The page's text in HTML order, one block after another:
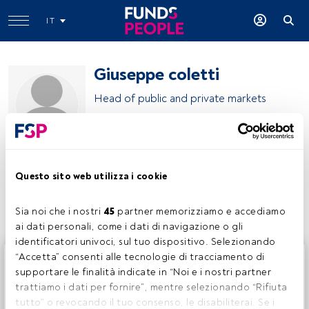
Questo sito web utilizza i cookie
Sia noi che i nostri 45 partner memorizziamo e accediamo
ai dati personali, come i dati di navigazione o gli
identificatori univoci, sul tuo dispositivo. Selezionando
“Accetta” consenti alle tecnologie di tracciamento di
supportare le finalità indicate in “Noi e i nostri partner
trattiamo i dati per fornire”, mentre selezionando “Rifiuta
tutto” o revocando il tuo consenso, le disabiliterai. Se i
IT
Giuseppe coletti
Head of public and private markets
Condividi:
Questo è un articolo riservato agli utenti FundsPeople. Se
sei già registrato, accedi tramite il pulsante Login. Se non
hai ancora un account, ti invitiamo a registrarti per scoprire
tutti i contenuti che FundsPeople ha da offrire.